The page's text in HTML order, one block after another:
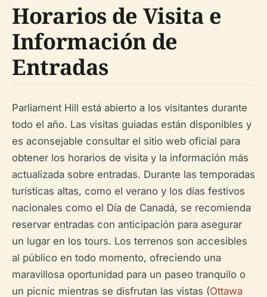
Horarios de Visita e
Información de
Entradas
Parliament Hill está abierto a los visitantes durante
todo el año. Las visitas guiadas están disponibles y
es aconsejable consultar el sitio web oficial para
obtener los horarios de visita y la información más
actualizada sobre entradas. Durante las temporadas
turísticas altas, como el verano y los días festivos
nacionales como el Día de Canadá, se recomienda
reservar entradas con anticipación para asegurar
un lugar en los tours. Los terrenos son accesibles
al público en todo momento, ofreciendo una
maravillosa oportunidad para un paseo tranquilo o
un picnic mientras se disfrutan las vistas (Ottawa